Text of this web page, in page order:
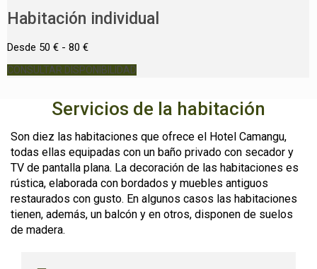
Habitación individual
Desde 50 € - 80 €
CONSULTAR DISPONIBILIDAD
Servicios de la habitación
Son diez las habitaciones que ofrece el Hotel Camangu,
todas ellas equipadas con un baño privado con secador y
TV de pantalla plana. La decoración de las habitaciones es
rústica, elaborada con bordados y muebles antiguos
restaurados con gusto. En algunos casos las habitaciones
tienen, además, un balcón y en otros, disponen de suelos
de madera.